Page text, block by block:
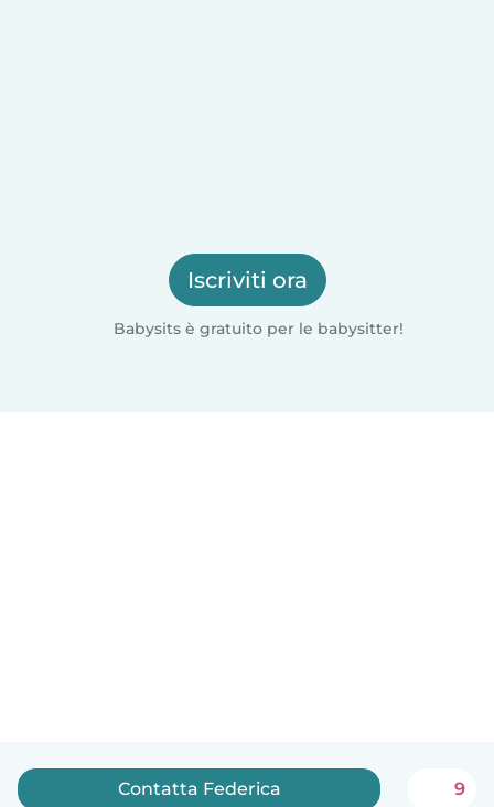
Iscriviti ora
Babysits è gratuito per le babysitter!
Contatta Federica 9